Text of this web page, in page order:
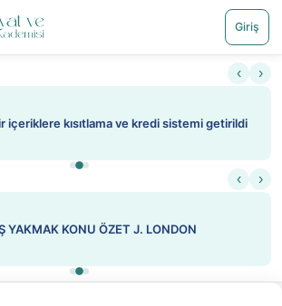
Giriş
‹ ›
içeriklere kısıtlama ve kredi sistemi getirildi
‹ ›
YAKMAK KONU ÖZET J. LONDON